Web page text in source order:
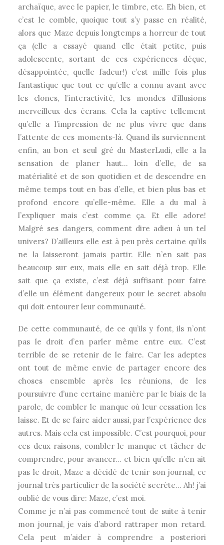
archaïque, avec le papier, le timbre, etc. Eh bien, et
c’est le comble, quoique tout s’y passe en réalité,
alors que Maze depuis longtemps a horreur de tout
ça (elle a essayé quand elle était petite, puis
adolescente, sortant de ces expériences déçue,
désappointée, quelle fadeur!) c’est mille fois plus
fantastique que tout ce qu’elle a connu avant avec
les clones, l’interactivité, les mondes d’illusions
merveilleux des écrans. Cela la captive tellement
qu’elle a l’impression de ne plus vivre que dans
l’attente de ces moments-là. Quand ils surviennent
enfin, au bon et seul gré du MasterLudi, elle a la
sensation de planer haut… loin d’elle, de sa
matérialité et de son quotidien et de descendre en
même temps tout en bas d’elle, et bien plus bas et
profond encore qu’elle-même. Elle a du mal à
l’expliquer mais c’est comme ça. Et elle adore!
Malgré ses dangers, comment dire adieu à un tel
univers? D’ailleurs elle est à peu près certaine qu’ils
ne la laisseront jamais partir. Elle n’en sait pas
beaucoup sur eux, mais elle en sait déjà trop. Elle
sait que ça existe, c’est déjà suffisant pour faire
d’elle un élément dangereux pour le secret absolu
qui doit entourer leur communauté.
De cette communauté, de ce qu’ils y font, ils n’ont
pas le droit d’en parler même entre eux. C’est
terrible de se retenir de le faire. Car les adeptes
ont tout de même envie de partager encore des
choses ensemble après les réunions, de les
poursuivre d’une certaine manière par le biais de la
parole, de combler le manque où leur cessation les
laisse. Et de se faire aider aussi, par l’expérience des
autres. Mais cela est impossible. C’est pourquoi, pour
ces deux raisons, combler le manque et tâcher de
comprendre, pour avancer… et bien qu’elle n’en ait
pas le droit, Maze a décidé de tenir son journal, ce
journal très particulier de la société secrète… Ah! j’ai
oublié de vous dire: Maze, c’est moi.
Comme je n’ai pas commencé tout de suite à tenir
mon journal, je vais d’abord rattraper mon retard.
Cela peut m’aider à comprendre a posteriori